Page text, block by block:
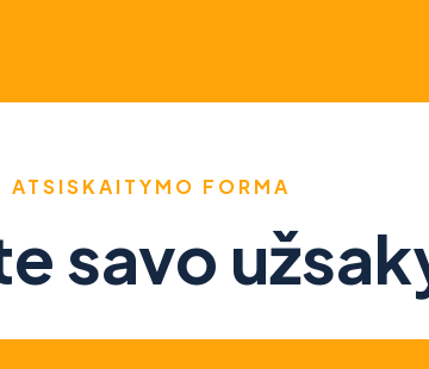
ATSISKAITYMO FORMA
savo